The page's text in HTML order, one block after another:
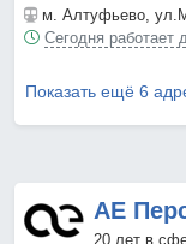
м. Алтуфьево,
Сегодня работает
Показать ещё 6
АЕ
20 лет в